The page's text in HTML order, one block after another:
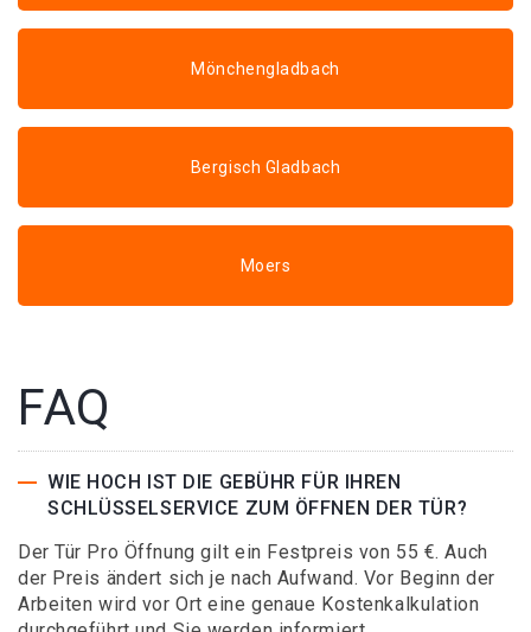
Mönchengladbach
Bergisch Gladbach
Moers
FAQ
WIE HOCH IST DIE GEBÜHR FÜR IHREN
SCHLÜSSELSERVICE ZUM ÖFFNEN DER TÜR?
Der Tür Pro Öffnung gilt ein Festpreis von 55 €. Auch
der Preis ändert sich je nach Aufwand. Vor Beginn der
Arbeiten wird vor Ort eine genaue Kostenkalkulation